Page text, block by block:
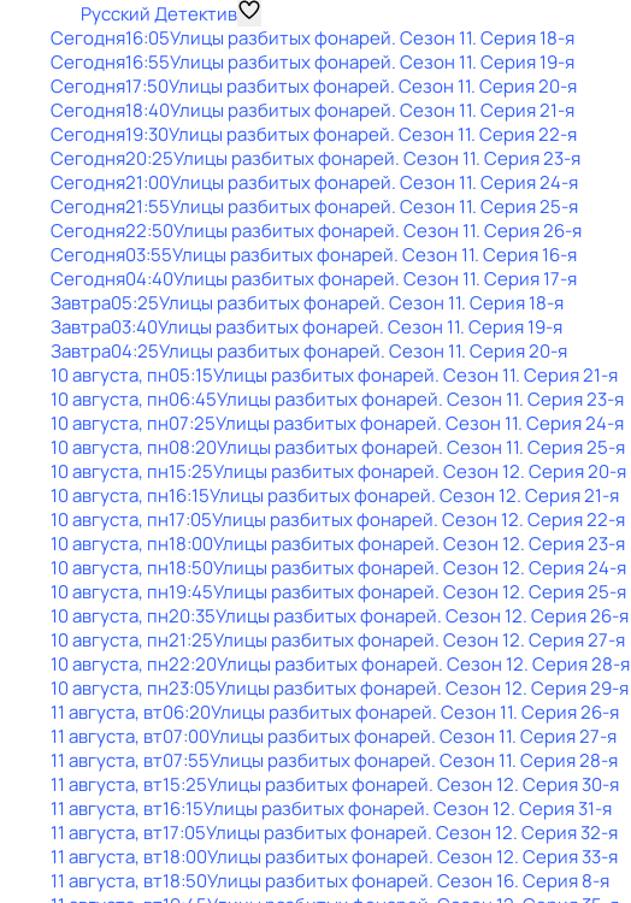
Русский Детектив
Сегодня16:05Улицы разбитых фонарей. Сезон 11. Серия 18-я
Сегодня16:55Улицы разбитых фонарей. Сезон 11. Серия 19-я
Сегодня17:50Улицы разбитых фонарей. Сезон 11. Серия 20-я
Сегодня18:40Улицы разбитых фонарей. Сезон 11. Серия 21-я
Сегодня19:30Улицы разбитых фонарей. Сезон 11. Серия 22-я
Сегодня20:25Улицы разбитых фонарей. Сезон 11. Серия 23-я
Сегодня21:00Улицы разбитых фонарей. Сезон 11. Серия 24-я
Сегодня21:55Улицы разбитых фонарей. Сезон 11. Серия 25-я
Сегодня22:50Улицы разбитых фонарей. Сезон 11. Серия 26-я
Сегодня03:55Улицы разбитых фонарей. Сезон 11. Серия 16-я
Сегодня04:40Улицы разбитых фонарей. Сезон 11. Серия 17-я
Завтра05:25Улицы разбитых фонарей. Сезон 11. Серия 18-я
Завтра03:40Улицы разбитых фонарей. Сезон 11. Серия 19-я
Завтра04:25Улицы разбитых фонарей. Сезон 11. Серия 20-я
10 августа, пн05:15Улицы разбитых фонарей. Сезон 11. Серия 21-я
10 августа, пн06:45Улицы разбитых фонарей. Сезон 11. Серия 23-я
10 августа, пн07:25Улицы разбитых фонарей. Сезон 11. Серия 24-я
10 августа, пн08:20Улицы разбитых фонарей. Сезон 11. Серия 25-я
10 августа, пн15:25Улицы разбитых фонарей. Сезон 12. Серия 20-я
10 августа, пн16:15Улицы разбитых фонарей. Сезон 12. Серия 21-я
10 августа, пн17:05Улицы разбитых фонарей. Сезон 12. Серия 22-я
10 августа, пн18:00Улицы разбитых фонарей. Сезон 12. Серия 23-я
10 августа, пн18:50Улицы разбитых фонарей. Сезон 12. Серия 24-я
10 августа, пн19:45Улицы разбитых фонарей. Сезон 12. Серия 25-я
10 августа, пн20:35Улицы разбитых фонарей. Сезон 12. Серия 26-я
10 августа, пн21:25Улицы разбитых фонарей. Сезон 12. Серия 27-я
10 августа, пн22:20Улицы разбитых фонарей. Сезон 12. Серия 28-я
10 августа, пн23:05Улицы разбитых фонарей. Сезон 12. Серия 29-я
11 августа, вт06:20Улицы разбитых фонарей. Сезон 11. Серия 26-я
11 августа, вт07:00Улицы разбитых фонарей. Сезон 11. Серия 27-я
11 августа, вт07:55Улицы разбитых фонарей. Сезон 11. Серия 28-я
11 августа, вт15:25Улицы разбитых фонарей. Сезон 12. Серия 30-я
11 августа, вт16:15Улицы разбитых фонарей. Сезон 12. Серия 31-я
11 августа, вт17:05Улицы разбитых фонарей. Сезон 12. Серия 32-я
11 августа, вт18:00Улицы разбитых фонарей. Сезон 12. Серия 33-я
11 августа, вт18:50Улицы разбитых фонарей. Сезон 16. Серия 8-я